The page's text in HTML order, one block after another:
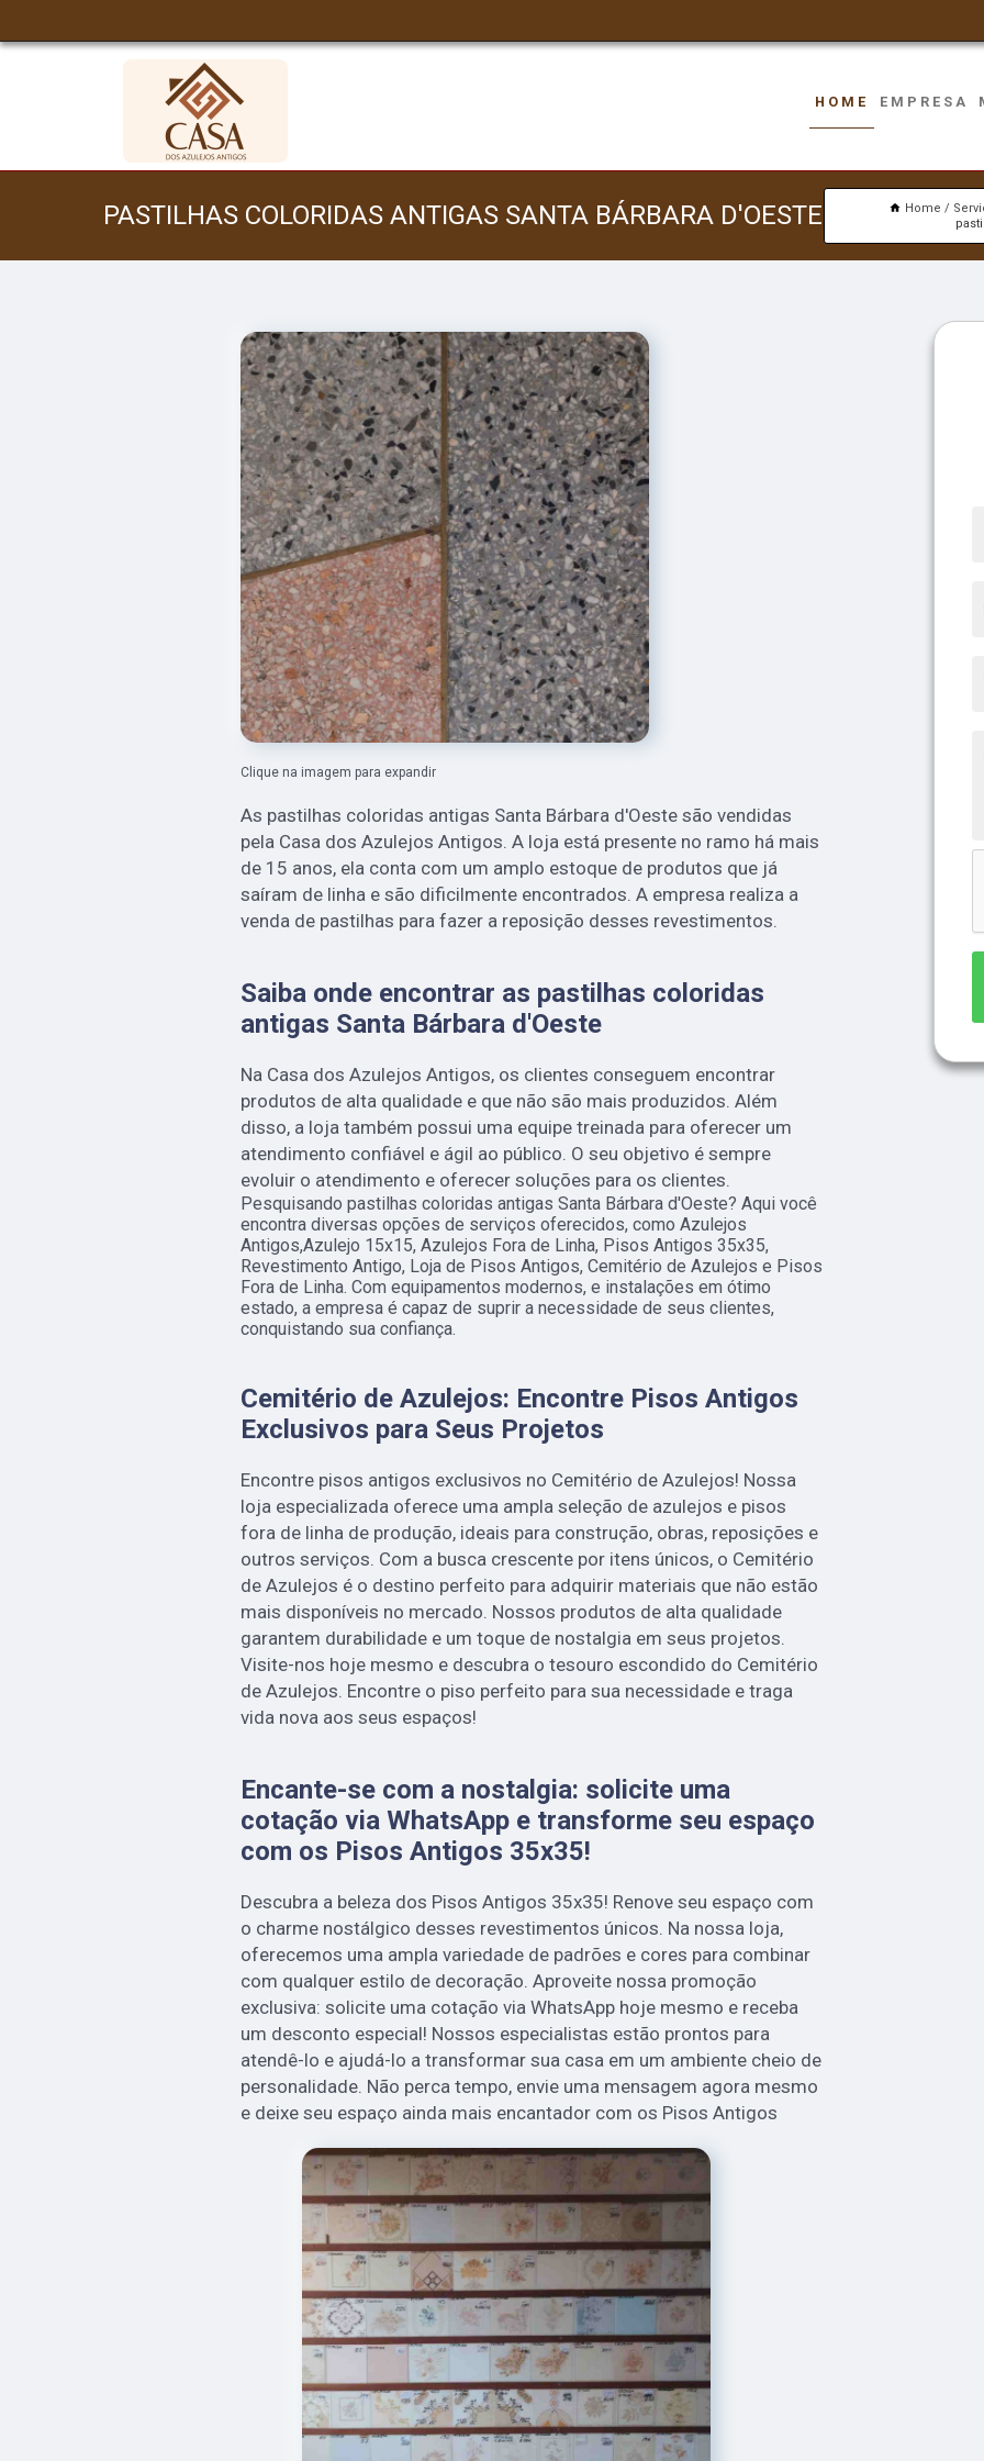
HOME EMPRESA
PASTILHAS COLORIDAS ANTIGAS SANTA BÁRBARA D'OESTE Home
Clique na imagem para expandir
As pastilhas coloridas antigas Santa Bárbara d'Oeste são vendidas
pela Casa dos Azulejos Antigos. A loja está presente no ramo há mais
de 15 anos, ela conta com um amplo estoque de produtos que já
saíram de linha e são dificilmente encontrados. A empresa realiza a
venda de pastilhas para fazer a reposição desses revestimentos.
Saiba onde encontrar as pastilhas coloridas
antigas Santa Bárbara d'Oeste
Na Casa dos Azulejos Antigos, os clientes conseguem encontrar
produtos de alta qualidade e que não são mais produzidos. Além
disso, a loja também possui uma equipe treinada para oferecer um
atendimento confiável e ágil ao público. O seu objetivo é sempre
evoluir o atendimento e oferecer soluções para os clientes.
Pesquisando pastilhas coloridas antigas Santa Bárbara d'Oeste? Aqui você
encontra diversas opções de serviços oferecidos, como Azulejos
Antigos,Azulejo 15x15, Azulejos Fora de Linha, Pisos Antigos 35x35,
Revestimento Antigo, Loja de Pisos Antigos, Cemitério de Azulejos e Pisos
Fora de Linha. Com equipamentos modernos, e instalações em ótimo
estado, a empresa é capaz de suprir a necessidade de seus clientes,
conquistando sua confiança.
Cemitério de Azulejos: Encontre Pisos Antigos
Exclusivos para Seus Projetos
Encontre pisos antigos exclusivos no Cemitério de Azulejos! Nossa
loja especializada oferece uma ampla seleção de azulejos e pisos
fora de linha de produção, ideais para construção, obras, reposições e
outros serviços. Com a busca crescente por itens únicos, o Cemitério
de Azulejos é o destino perfeito para adquirir materiais que não estão
mais disponíveis no mercado. Nossos produtos de alta qualidade
garantem durabilidade e um toque de nostalgia em seus projetos.
Visite-nos hoje mesmo e descubra o tesouro escondido do Cemitério
de Azulejos. Encontre o piso perfeito para sua necessidade e traga
vida nova aos seus espaços!
Encante-se com a nostalgia: solicite uma
cotação via WhatsApp e transforme seu espaço
com os Pisos Antigos 35x35!
Descubra a beleza dos Pisos Antigos 35x35! Renove seu espaço com
o charme nostálgico desses revestimentos únicos. Na nossa loja,
oferecemos uma ampla variedade de padrões e cores para combinar
com qualquer estilo de decoração. Aproveite nossa promoção
exclusiva: solicite uma cotação via WhatsApp hoje mesmo e receba
um desconto especial! Nossos especialistas estão prontos para
atendê-lo e ajudá-lo a transformar sua casa em um ambiente cheio de
personalidade. Não perca tempo, envie uma mensagem agora mesmo
e deixe seu espaço ainda mais encantador com os Pisos Antigos